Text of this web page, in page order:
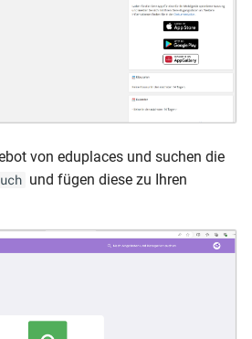
von eduplaces und suchen die
und fügen diese zu Ihren